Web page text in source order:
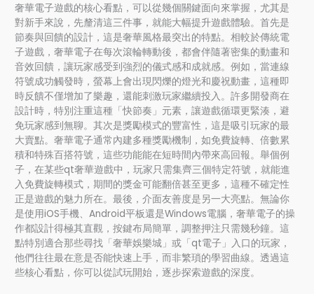
奢華電子遊戲的核心看點，可以從幾個關鍵面向來掌握，尤其是
對新手來說，先釐清這三件事，就能大幅提升遊戲體驗。首先是
節奏與回饋的設計，這是奢華風格最突出的特點。相較於傳統電
子遊戲，奢華電子在每次滾輪轉動後，都會伴隨著密集的動畫和
音效回饋，讓玩家感受到強烈的儀式感和成就感。例如，當連線
符號成功觸發時，螢幕上會出現閃爍的燈光和慶祝動畫，這種即
時反饋不僅增加了樂趣，還能刺激玩家繼續投入。許多開發商在
設計時，特別注重這種「快節奏」元素，讓遊戲循環更緊湊，避
免玩家感到無聊。其次是獎勵模式的豐富性，這是吸引玩家的最
大賣點。奢華電子通常內建多種獎勵機制，如免費旋轉、倍數累
積和特殊百搭符號，這些功能能在短時間內帶來高回報。舉個例
子，在某些qt奢華遊戲中，玩家只需集齊三個特定符號，就能進
入免費旋轉模式，期間的獎金可能翻倍甚至更多，這種不確定性
正是遊戲的魅力所在。最後，介面友善度是另一大亮點。無論你
是使用iOS手機、Android平板還是Windows電腦，奢華電子的操
作都設計得極其直觀，按鍵布局簡單，調整押注只需幾秒鐘。這
點特別適合那些尋找「奢華娛樂城」或「qt電子」入口的玩家，
他們往往最在意是否能快速上手，而非繁瑣的學習曲線。透過這
些核心看點，你可以從試玩開始，逐步探索遊戲的深度。